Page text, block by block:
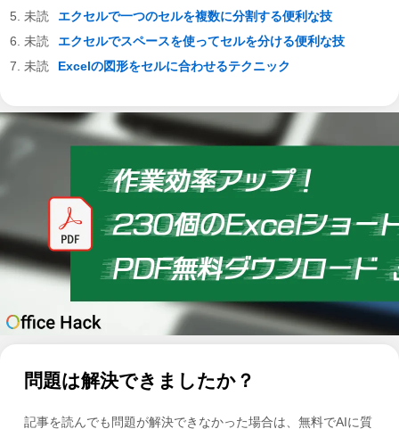
エクセルで一つのセルを複数に分割する便利な技
エクセルでスペースを使ってセルを分ける便利な技
Excelの図形をセルに合わせるテクニック
問題は解決できましたか？
記事を読んでも問題が解決できなかった場合は、無料でAIに質